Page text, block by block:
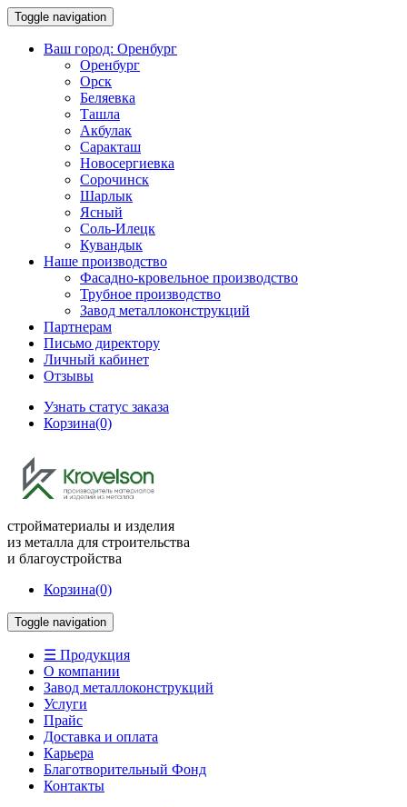
Toggle navigation
Ваш город: Оренбург
Оренбург
Орск
Беляевка
Ташла
Акбулак
Саракташ
Новосергиевка
Сорочинск
Шарлык
Ясный
Соль-Илецк
Кувандык
Наше производство
Фасадно-кровельное производство
Трубное производство
Завод металлоконструкций
Партнерам
Письмо директору
Личный кабинет
Отзывы
Узнать статус заказа
Корзина(0)
стройматериалы и изделия
из металла для строительства
и благоустройства
Корзина(0)
Toggle navigation
☰ Продукция
О компании
Завод металлоконструкций
Услуги
Прайс
Доставка и оплата
Карьера
Благотворительный Фонд
Контакты